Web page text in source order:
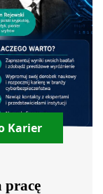
Karier
pracę